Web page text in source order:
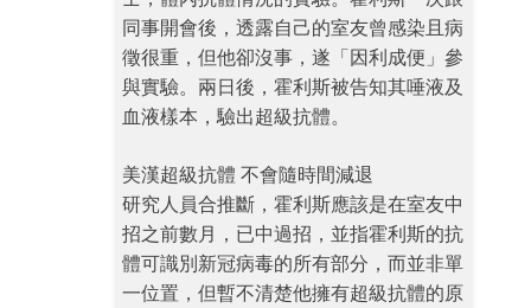
同事開會後，透露自己的室友曾感染且病
徵很重，但他卻沒事，遂「因利成便」參
與實驗。兩日後，霍利斯被告知其唾液及
血液樣本，驗出超級抗體。
美漢超級抗體 不會隨時間減退
研究人員合推斷，霍利斯應該是在室友中
招之前數月，已中過招，並指霍利斯的抗
體可識別新冠病毒的所有部分，而並非單
一位置，但暫不清楚他擁有超級抗體的原